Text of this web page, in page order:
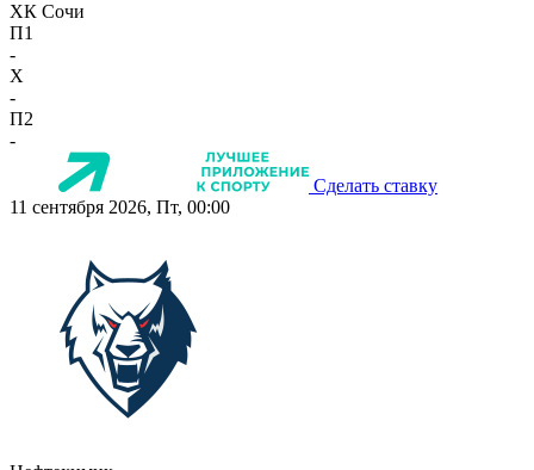
ХК Сочи
П1
-
X
-
П2
-
Сделать ставку
11 сентября 2026, Пт, 00:00